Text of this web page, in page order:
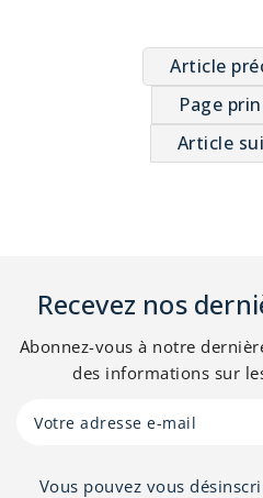
Article
Page
Article
Recevez nos
Abonnez-vous à notre
des informations sur
Vous pouvez vous